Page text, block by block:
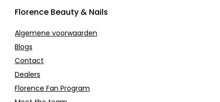
Florence Beauty & Nails
Algemene voorwaarden
Blogs
Contact
Dealers
Florence Fan Program